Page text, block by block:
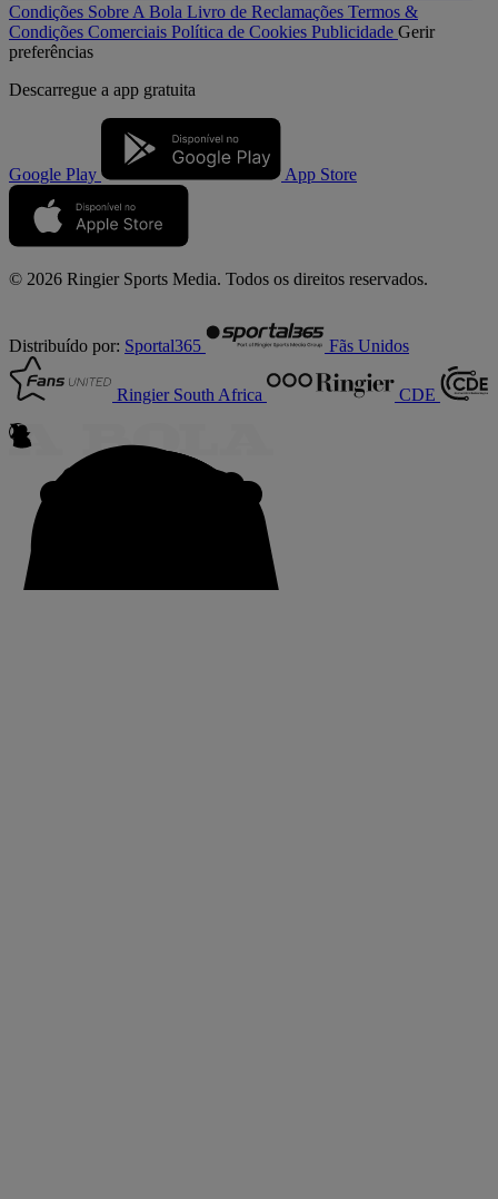
Condições Sobre A Bola Livro de Reclamações Termos &
Condições Comerciais Política de Cookies Publicidade Gerir
preferências
Descarregue a app gratuita
Google Play App Store
© 2026 Ringier Sports Media. Todos os direitos reservados.
Distribuído por: Sportal365 Fãs Unidos
Ringier South Africa CDE